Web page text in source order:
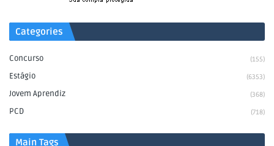
Categories
Concurso (155)
Estágio (6353)
Jovem Aprendiz (368)
PCD (718)
Main Tags